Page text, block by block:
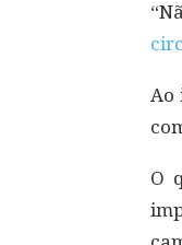
Ao
O